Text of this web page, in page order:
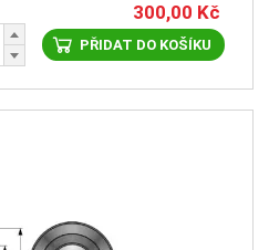
300,00 Kč
PŘIDAT DO KOŠÍKU